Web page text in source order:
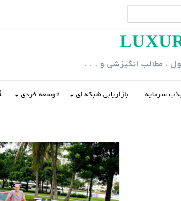
، مطالب انگیزشی و . . .
سرمایه بازاریابی شبکه ای توسعه فردی